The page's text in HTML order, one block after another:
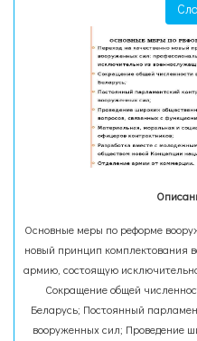
Основные меры по реформе
новый принцип комплектования
армию, состоящую
Сокращение общей
Беларусь; Постоянный
вооруженных сил; Проведение